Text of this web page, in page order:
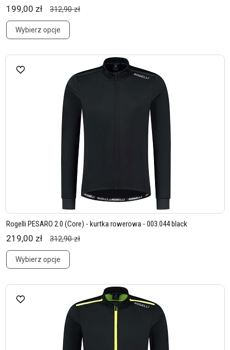
199,00 zł 312,90 zł
Wybierz opcje
Rogelli PESARO 2.0 (Core) - kurtka rowerowa - 003.044 black
219,00 zł 312,90 zł
Wybierz opcje